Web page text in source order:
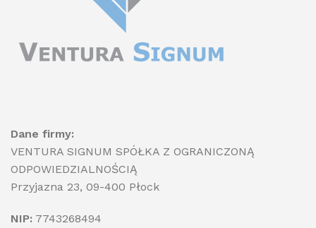
Dane firmy:
VENTURA SIGNUM SPÓŁKA Z OGRANICZONĄ
ODPOWIEDZIALNOŚCIĄ
Przyjazna 23, 09-400 Płock
NIP: 7743268494